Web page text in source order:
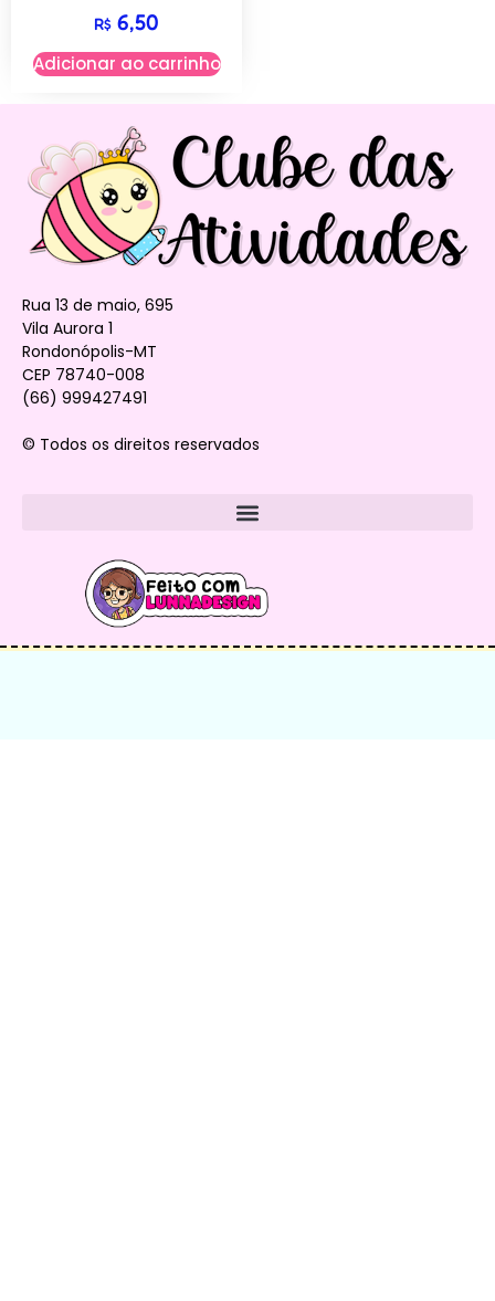
R$ 6,50
Adicionar ao carrinho
Rua 13 de maio, 695
Vila Aurora 1
Rondonópolis-MT
CEP 78740-008
(66) 999427491
© Todos os direitos reservados